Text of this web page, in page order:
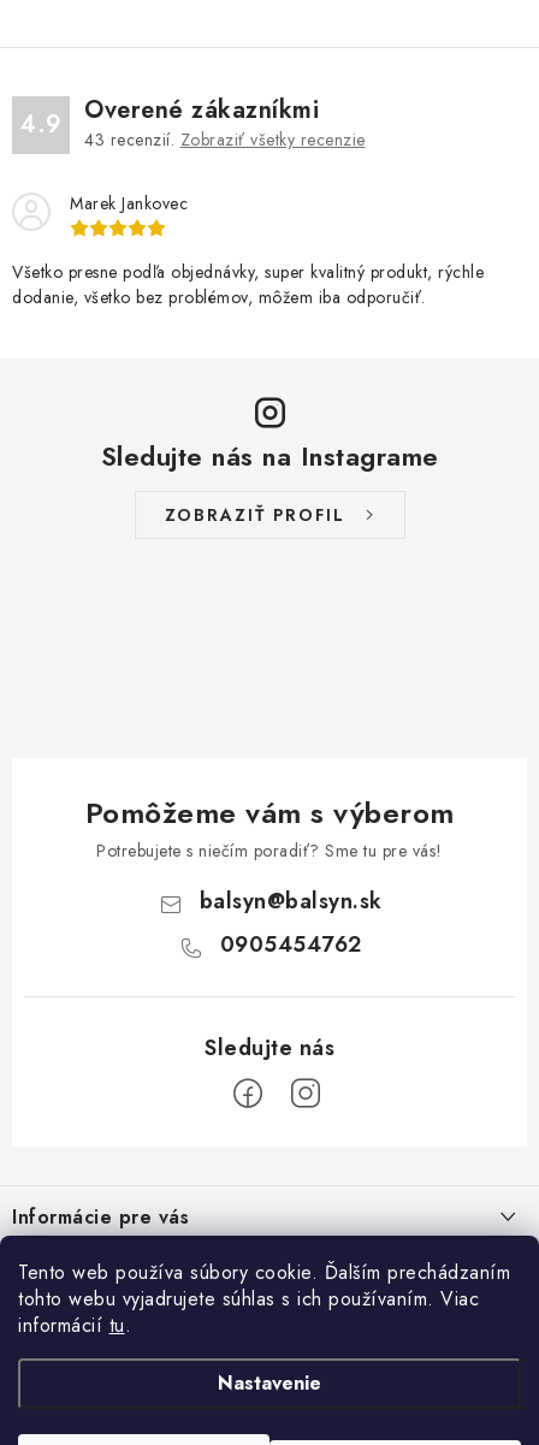
Tento web používa súbory cookie. Ďalším prechádzaním
tohto webu vyjadrujete súhlas s ich používaním. Viac
informácií tu.
Nastavenie
4.9 Overené zákazníkmi
43 recenzií. Zobraziť všetky recenzie
Marek Jankovec
Všetko presne podľa objednávky, super kvalitný produkt, rýchle
dodanie, všetko bez problémov, môžem iba odporučiť.
Sledujte nás na Instagrame
ZOBRAZIŤ PROFIL
Pomôžeme vám s výberom
Potrebujete s niečím poradiť? Sme tu pre vás!
balsyn@balsyn.sk
0905454762
pInformácie pre vás
Kontakty
Napíšte nám
Obchodné podmienky
Podmienky ochrany osobných údajov
Blog
Nápady na úpravu steny: Dekoratívne obklady, lamely a akustické
panely.
Dekoračné lamely, elegancia a praktickosť v interiéri
Prijímame online platby
Facebook